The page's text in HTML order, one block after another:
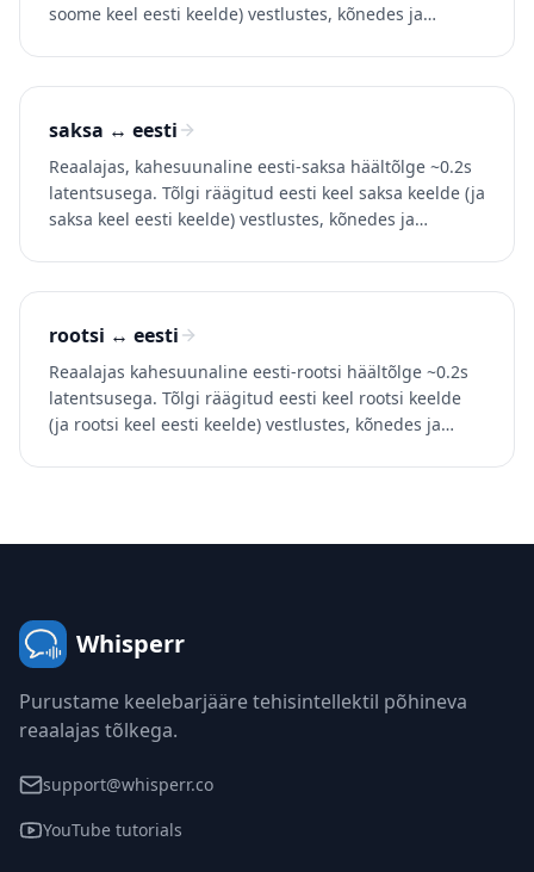
soome keel eesti keelde) vestlustes, kõnedes ja
saksa ↔ eesti
Reaalajas, kahesuunaline eesti-saksa häältõlge ~0.2s
latentsusega. Tõlgi räägitud eesti keel saksa keelde (ja
saksa keel eesti keelde) vestlustes, kõnedes ja
rootsi ↔ eesti
Reaalajas kahesuunaline eesti-rootsi häältõlge ~0.2s
latentsusega. Tõlgi räägitud eesti keel rootsi keelde
(ja rootsi keel eesti keelde) vestlustes, kõnedes ja
Whisperr
Purustame keelebarjääre tehisintellektil põhineva
reaalajas tõlkega.
support@whisperr.co
YouTube tutorials